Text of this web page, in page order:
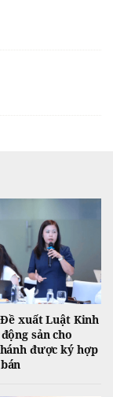
xuất Luật Kinh
sản cho
được ký hợp